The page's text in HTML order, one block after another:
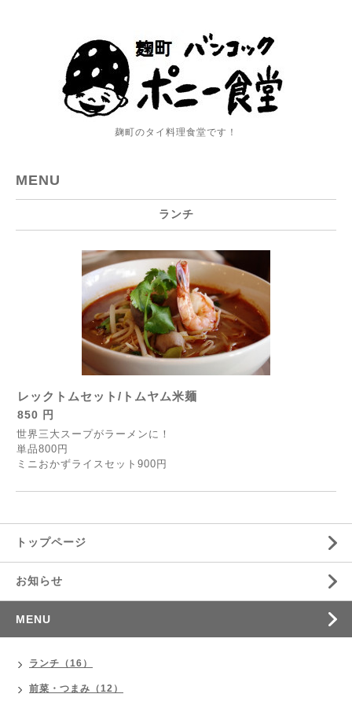
麹町のタイ料理食堂です！
MENU
ランチ
レックトムセット/トムヤム米麺
850 円
世界三大スープがラーメンに！
単品800円
ミニおかずライスセット900円
トップページ
お知らせ
MENU
ランチ（16）
前菜・つまみ（12）